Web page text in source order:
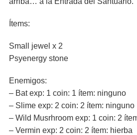
Ítems:
Small jewel x 2
Psyenergy stone
Enemigos:
– Bat exp: 1 coin: 1 ítem: ninguno
– Slime exp: 2 coin: 2 ítem: ninguno
– Wild Musrhroom exp: 1 coin: 2
– Vermin exp: 2 coin: 2 ítem: hierba